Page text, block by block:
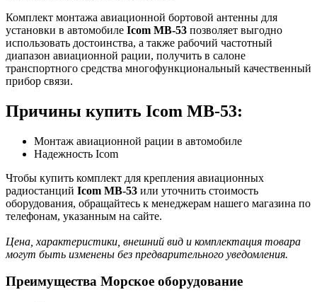
Комплект монтажа авиационной бортовой антенны для
установки в автомобиле Icom MB-53 позволяет выгодно
использовать достоинства, а также рабочий частотный
диапазон авиационной рации, получить в салоне
транспортного средства многофункциональный качественный
прибор связи.
Причины купить Icom MB-53:
Монтаж авиационной рации в автомобиле
Надежность Icom
Чтобы купить комплект для крепления авиационных
радиостанций Icom MB-53 или уточнить стоимость
оборудования, обращайтесь к менеджерам нашего магазина по
телефонам, указанным на сайте.
Цена, характеристики, внешний вид и комплектация товара
могут быть изменены без предварительного уведомления.
Преимущества Морское оборудование